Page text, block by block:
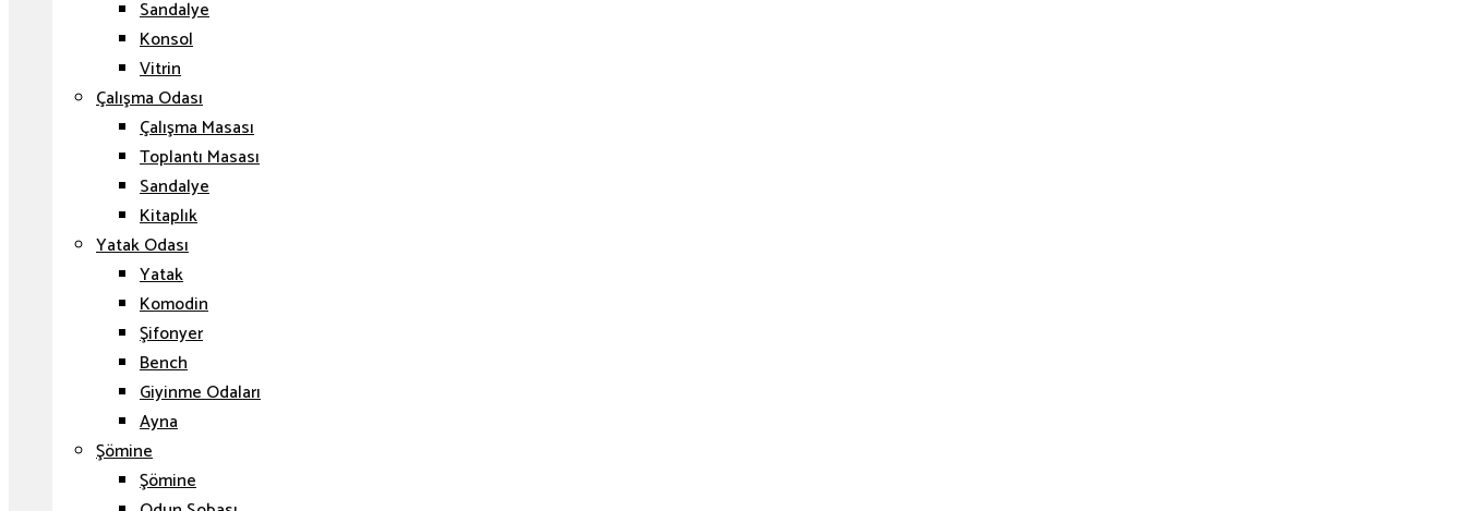
Sandalye
Konsol
Vitrin
Çalışma Odası
Çalışma Masası
Toplantı Masası
Sandalye
Kitaplık
Yatak Odası
Yatak
Komodin
Şifonyer
Bench
Giyinme Odaları
Ayna
Şömine
Şömine